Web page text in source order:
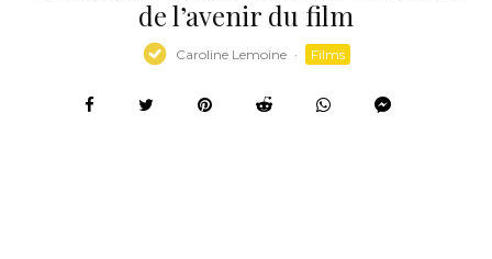
de l’avenir du film
Caroline Lemoine · Films